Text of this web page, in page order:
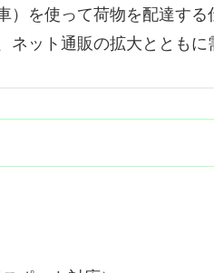
を使って荷物を配達する
ット通販の拡大とともに